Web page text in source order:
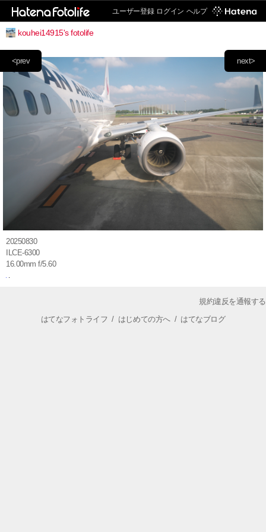
ユーザー登録 ログイン ヘルプ
kouhei14915's fotolife
next>
<prev
20250830
ILCE-6300
16.00mm f/5.60
規約違反を通報する
はてなフォトライフ / はじめての方へ/ はてなブログ